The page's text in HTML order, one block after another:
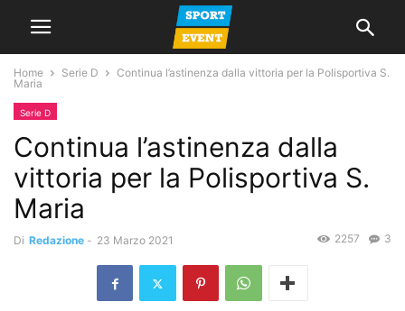
Home Serie D
Continua l’astinenza dalla vittoria per la Polisportiva S.
Maria
Serie D
Continua l’astinenza dalla
vittoria per la Polisportiva S.
Maria
Di Redazione - 23 Marzo 2021 3
2257